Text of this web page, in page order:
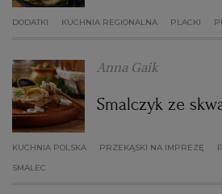
DODATKI KUCHNIA REGIONALNA PLACKI
Anna Gaik
Smalczyk ze
KUCHNIA POLSKA PRZEKĄSKI NA IMPREZĘ
SMALEC